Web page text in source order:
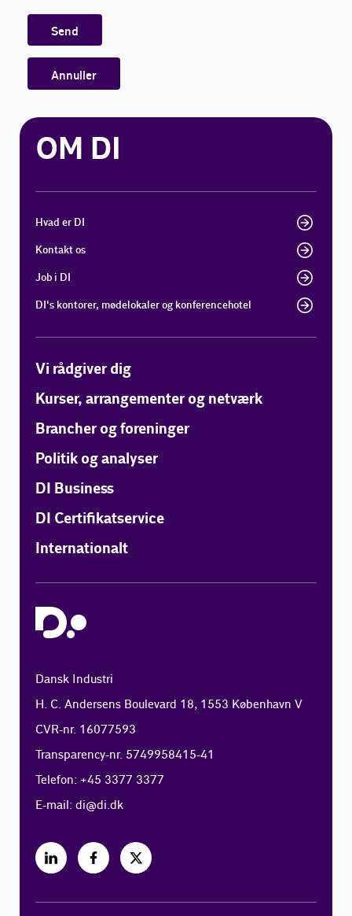
Send
Annuller
OM DI
Hvad er DI
Kontakt os
Job i DI
DI's kontorer, mødelokaler og konferencehotel
Vi rådgiver dig
Kurser, arrangementer og netværk
Brancher og foreninger
Politik og analyser
DI Business
DI Certifikatservice
Internationalt
Dansk Industri
H. C. Andersens Boulevard 18, 1553 København V
CVR-nr. 16077593
Transparency-nr. 5749958415-41
Telefon: +45 3377 3377
E-mail:di@di.dk